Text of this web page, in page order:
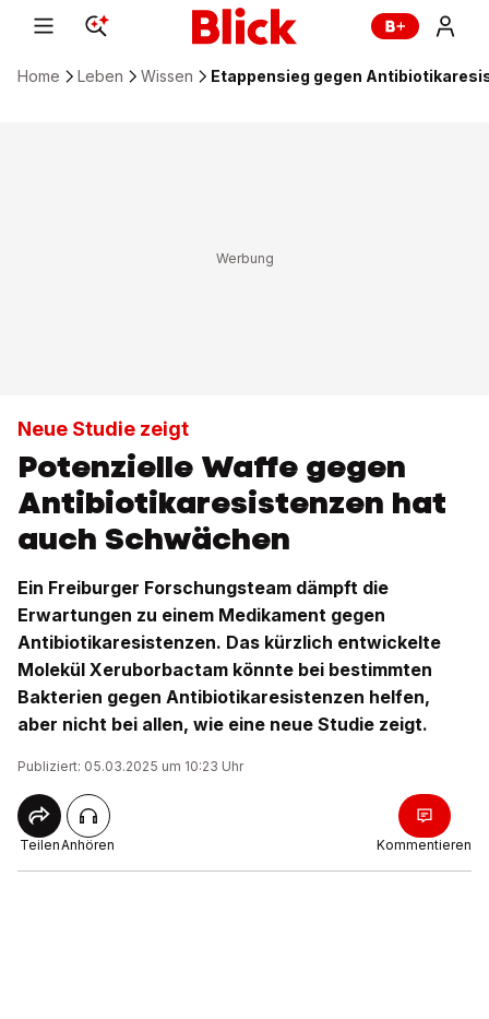
Home Leben Wissen Etappensieg gegen
Neue Studie zeigt
Potenzielle Waffe gegen
Antibiotikaresistenzen hat
auch Schwächen
Ein Freiburger Forschungsteam dämpft die
Erwartungen zu einem Medikament gegen
Antibiotikaresistenzen. Das kürzlich entwickelte
Molekül Xeruborbactam könnte bei bestimmten
Bakterien gegen Antibiotikaresistenzen helfen,
aber nicht bei allen, wie eine neue Studie zeigt.
Publiziert: 05.03.2025 um 10:23 Uhr
TeilenAnhören Kommentieren